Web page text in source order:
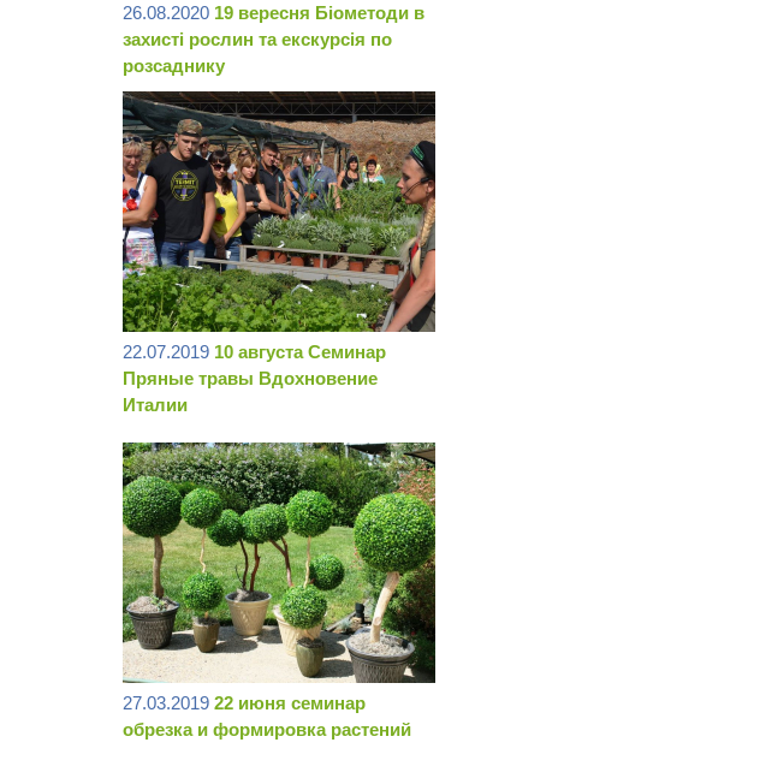
26.08.2020 19 вересня Біометоди в
захисті рослин та екскурсія по
розсаднику
22.07.2019 10 августа Семинар
Пряные травы Вдохновение
Италии
27.03.2019 22 июня семинар
обрезка и формировка растений